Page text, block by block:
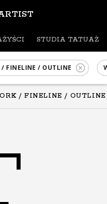
STUDIA TATUAŻU
/ FINELINE / OUTLINE
/ FINELINE / OUTLINE